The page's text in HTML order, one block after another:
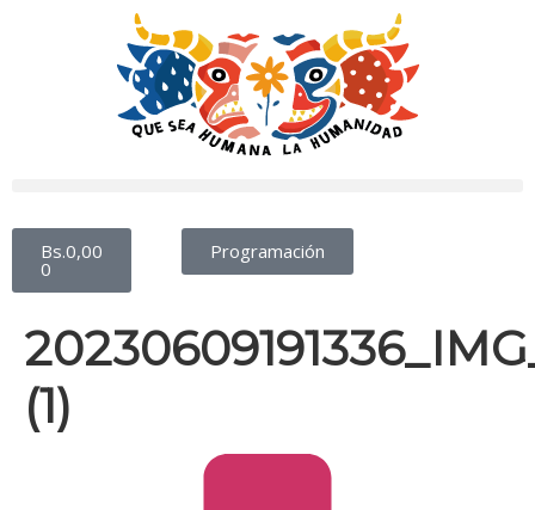
Programación
Bs.0,00
0
(1)